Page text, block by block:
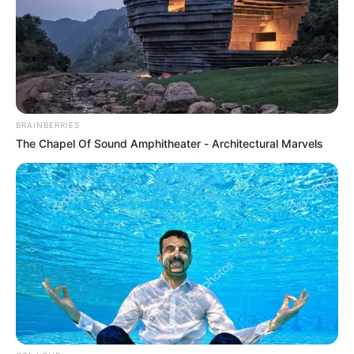
TEMAS RELACIONADOS
FAMOSAS FAMOSOS BIOPOLÍMEROS
MANTÉNGASE EN ALERTA
Tenemos todas las noticias que le
interesan. Para estar bien informado, por
favor, active las notificaciones de Alerta.
ACTIVAR AHORA
BRAINBERRIES
The Chapel Of Sound Amphitheater - Architectural Marvels